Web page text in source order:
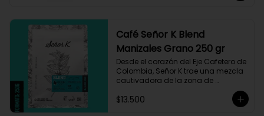
Café Señor K Blend
Manizales Grano 250 gr
Desde el corazón del Eje Cafetero de
Colombia, Señor K trae una mezcla
cautivadora de la zona de
Manizales, entre 1.800 y 1.950 msnm.
La variedad es Castillo, que ha sido
$13.500